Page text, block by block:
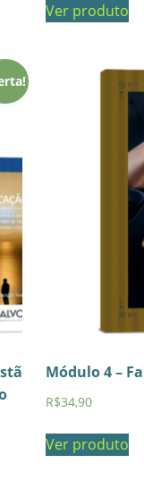
Ver produto
Módulo 4 –
R$34,90
Ver produto